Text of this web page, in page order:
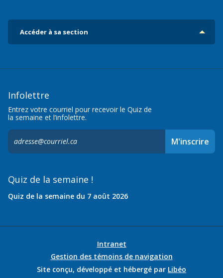
Accéder à sa section
Infolettre
Entrez votre courriel pour recevoir le Quiz de
la semaine et l’infolettre.
S'inscrire
M'inscrire
Quiz de la semaine !
Quiz de la semaine du 7 août 2026
Intranet
Gestion des témoins de navigation
Site conçu, développé et hébergé par Libéo